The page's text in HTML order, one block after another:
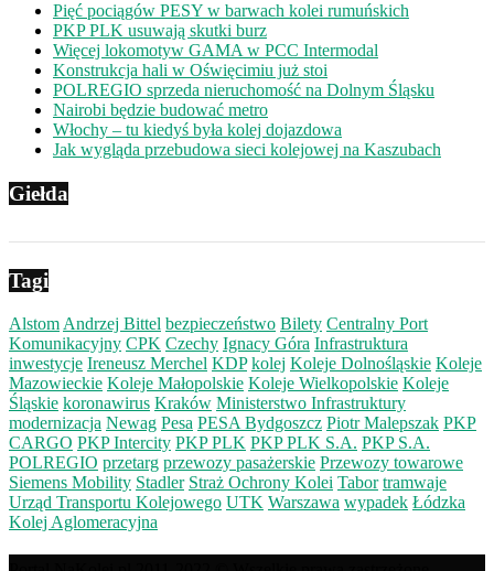
Pięć pociągów PESY w barwach kolei rumuńskich
PKP PLK usuwają skutki burz
Więcej lokomotyw GAMA w PCC Intermodal
Konstrukcja hali w Oświęcimiu już stoi
POLREGIO sprzeda nieruchomość na Dolnym Śląsku
Nairobi będzie budować metro
Włochy – tu kiedyś była kolej dojazdowa
Jak wygląda przebudowa sieci kolejowej na Kaszubach
Giełda
Tagi
Alstom Andrzej Bittel bezpieczeństwo Bilety Centralny Port
Komunikacyjny CPK Czechy Ignacy Góra Infrastruktura
inwestycje Ireneusz Merchel KDP kolej Koleje Dolnośląskie Koleje
Mazowieckie Koleje Małopolskie Koleje Wielkopolskie Koleje
Śląskie koronawirus Kraków Ministerstwo Infrastruktury
modernizacja Newag Pesa PESA Bydgoszcz Piotr Malepszak PKP
CARGO PKP Intercity PKP PLK PKP PLK S.A. PKP S.A.
POLREGIO przetarg przewozy pasażerskie Przewozy towarowe
Siemens Mobility Stadler Straż Ochrony Kolei Tabor tramwaje
Urząd Transportu Kolejowego UTK Warszawa wypadek Łódzka
Kolej Aglomeracyjna